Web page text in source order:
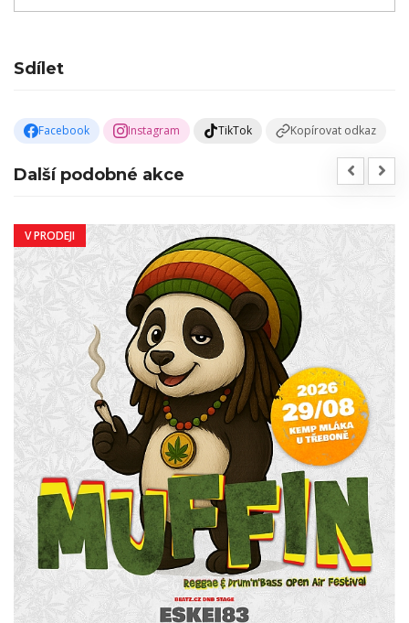
Sdílet
Facebook Instagram TikTok Kopírovat odkaz
Další podobné akce
V PRODEJI